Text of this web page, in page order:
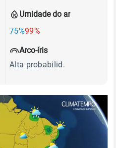
Umidade do ar
75%99%
Arco-íris
Alta probabilid.